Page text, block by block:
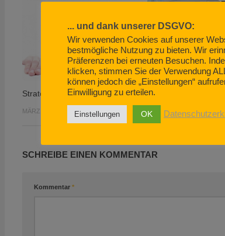
Strato – Danke.
MÄRZ 11, 2020
Meine
Szene 2
SCHREIBE EINEN KOMMENTAR
Kommentar *
... und dank unserer DSGVO:
Wir verwenden Cookies auf unserer
bestmögliche Nutzung zu bieten. Wir
Präferenzen bei erneuten Besuchen.
klicken, stimmen Sie der Verwendung
können jedoch die „Einstellungen“
Einwilligung zu erteilen.
Einstellungen OK